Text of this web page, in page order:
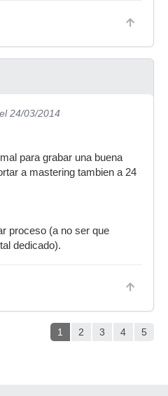
el 24/03/2014
para grabar una buena
a mastering tambien a 24
proceso (a no ser que
dedicado).
1 2 3 4 5